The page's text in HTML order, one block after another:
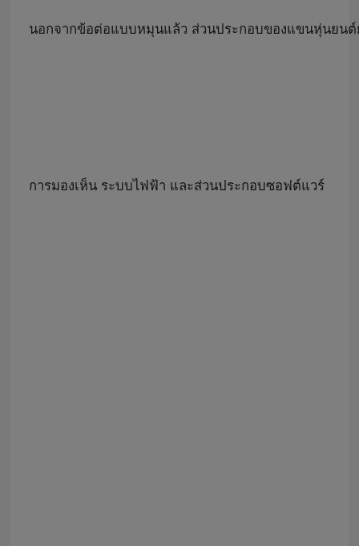
นอกจากข้อต่อแบบหมุนแล้ว ส่วนประกอบของแขนหุ่นยนต์
การมองเห็น ระบบไฟฟ้า และส่วนประกอบซอฟต์แวร์